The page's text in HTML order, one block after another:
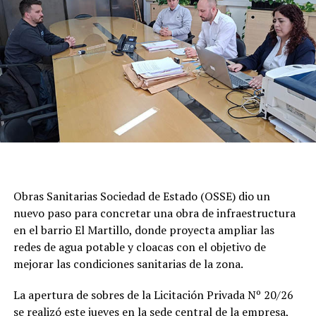
Obras Sanitarias Sociedad de Estado (OSSE) dio un
nuevo paso para concretar una obra de infraestructura
en el barrio El Martillo, donde proyecta ampliar las
redes de agua potable y cloacas con el objetivo de
mejorar las condiciones sanitarias de la zona.
La apertura de sobres de la Licitación Privada Nº 20/26
se realizó este jueves en la sede central de la empresa,